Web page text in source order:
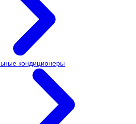
кондиционеры